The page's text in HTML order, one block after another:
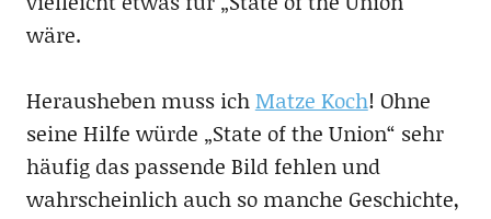
wäre.
Herausheben muss ichMatze Koch! Ohne
seine Hilfe würde „State of the Union“ sehr
häufig das passende Bild fehlen und
wahrscheinlich auch so manche Geschichte,